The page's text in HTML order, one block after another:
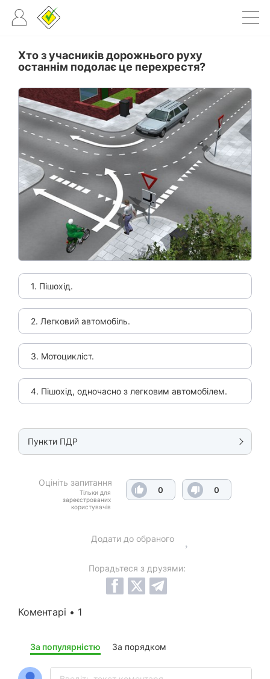
Хто з учасників дорожнього руху
останнім подолає це перехрестя?
1. Пішохід.
2. Легковий автомобіль.
3. Мотоцикліст.
4. Пішохід, одночасно з легковим автомобілем.
Пункти ПДР
Оцініть запитання
Тільки для
зареєстрованих
користувачів
0 0
Додати до обраного
Порадьтеся з друзями:
Коментарі • 1
За популярністю За порядком